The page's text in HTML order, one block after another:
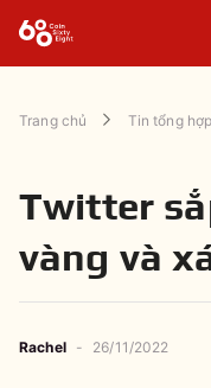
Trang chủ Tin tổng hợp
Twitter
vàng và
Rachel - 26/11/2022